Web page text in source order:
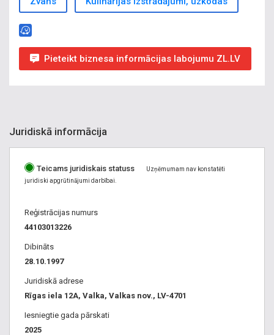
Pieteikt biznesa informācijas labojumu ZL.LV
Juridiskā informācija
Teicams juridiskais statuss
Uzņēmumam nav konstatēti
juridiski apgrūtinājumi darbībai.
Reģistrācijas numurs
44103013226
Dibināts
28.10.1997
Juridiskā adrese
Rīgas iela 12A, Valka, Valkas nov., LV-4701
Iesniegtie gada pārskati
2025